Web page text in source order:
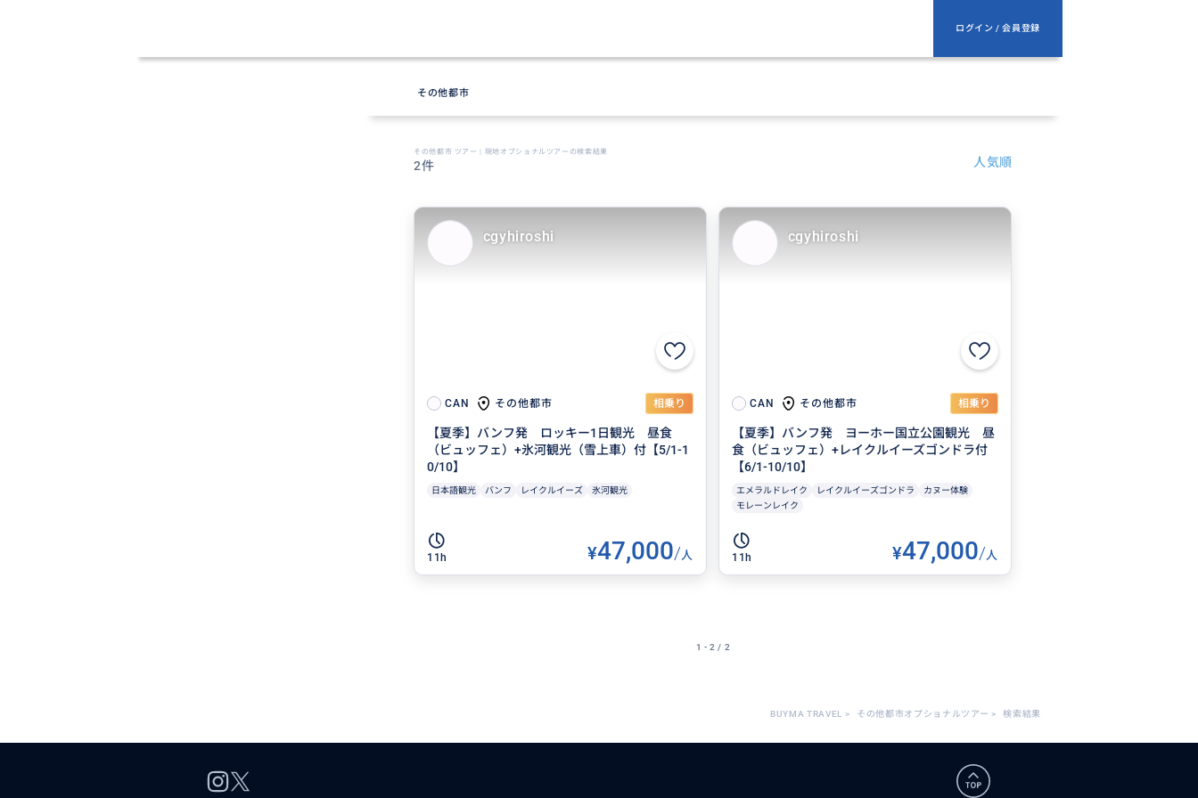
ログイン / 会員登録
その他都市
その他都市 ツアー | 現地オプショナルツアーの検索結果
2件 人気順
CAN その他都市 相乗り
【夏季】バンフ発 ロッキー1日観光 昼食
（ビュッフェ）+氷河観光（雪上車）付【5/1-1
0/10】
日本語観光 バンフ レイクルイーズ 氷河観光
11h ¥47,000/人
cgyhiroshi
CAN その他都市 相乗り
【夏季】バンフ発 ヨーホー国立公園観光 昼
食（ビュッフェ）+レイクルイーズゴンドラ付
【6/1-10/10】
エメラルドレイク レイクルイーズゴンドラ
カヌー体験
モレーンレイク
11h ¥47,000/人
cgyhiroshi
1 - 2 / 2
BUYMA TRAVEL > その他都市オプショナルツアー > 検索結果